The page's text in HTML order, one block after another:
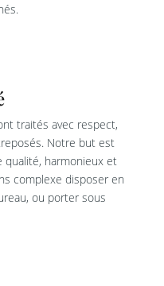
traités avec respect,
Notre but est
harmonieux et
complexe disposer en
ou porter sous